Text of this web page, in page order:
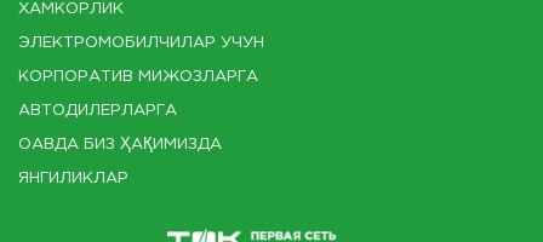
ХАМКОРЛИК
ЭЛЕКТРОМОБИЛЧИЛАР УЧУН
КОРПОРАТИВ МИЖОЗЛАРГА
АВТОДИЛЕРЛАРГА
ОАВДА БИЗ ҲАҚИМИЗДА
ЯНГИЛИКЛАР